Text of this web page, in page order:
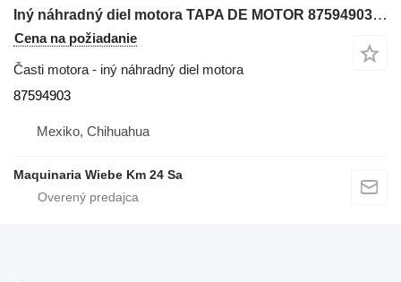
Iný náhradný diel motora TAPA DE MOTOR 87594903 na rýpadla-nakladača Case 580SM
Cena na požiadanie
Časti motora - iný náhradný diel motora
87594903
Mexiko, Chihuahua
Maquinaria Wiebe Km 24 Sa